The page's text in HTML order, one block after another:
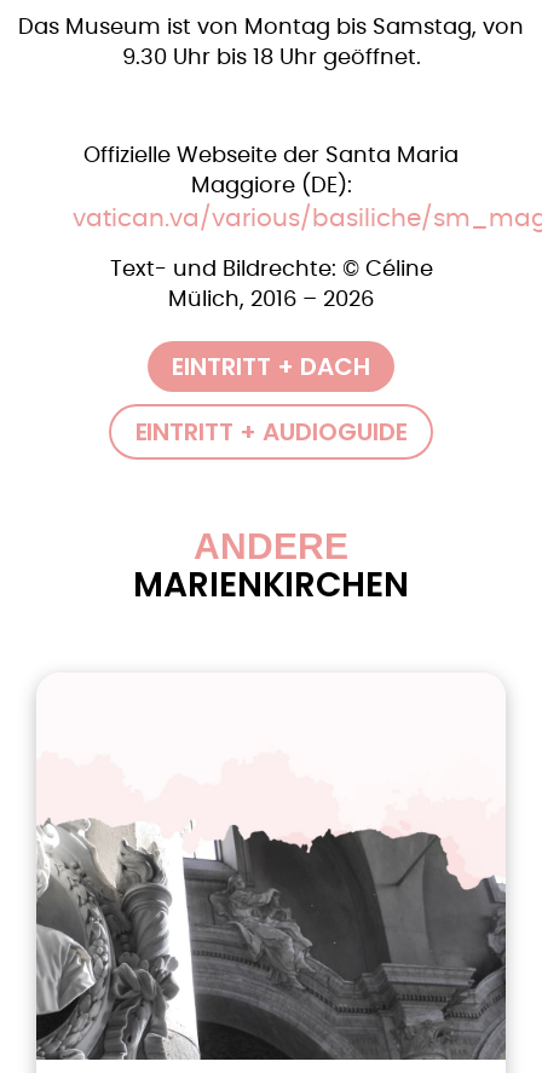
Das Museum ist von Montag bis Samstag, von
9.30 Uhr bis 18 Uhr geöffnet.
​Offizielle Webseite der Santa Maria
Maggiore (DE):
vatican.va/various/basiliche/
Text- und Bildrechte: © ​Céline
Mülich, 2016 – 2026
EINTRITT + DACH
EINTRITT + AUDIOGUIDE
ANDERE
MARIENKIRCHEN